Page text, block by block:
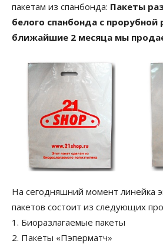
пакетам из спанбонда: Пакеты
белого спанбонда с прорубной
ближайшие 2 месяца мы
На сегодняшний момент линейка
пакетов состоит из следующих
1. Биоразлагаемые пакеты
2. Пакеты «Пэперматч»